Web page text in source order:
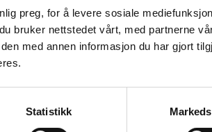
preg, for å levere sosiale
bruker nettstedet vårt, med partnerne
med annen informasjon du har gjort
Statistikk
Beregn
Ditt